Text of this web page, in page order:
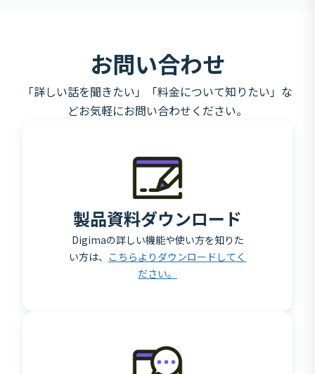
お問い合わせ
「詳しい話を聞きたい」「料金について知りたい」な
どお気軽にお問い合わせください。
製品資料ダウンロード
Digimaの詳しい機能や使い方を知りた
い方は、 こちらよりダウンロードしてく
ださい。